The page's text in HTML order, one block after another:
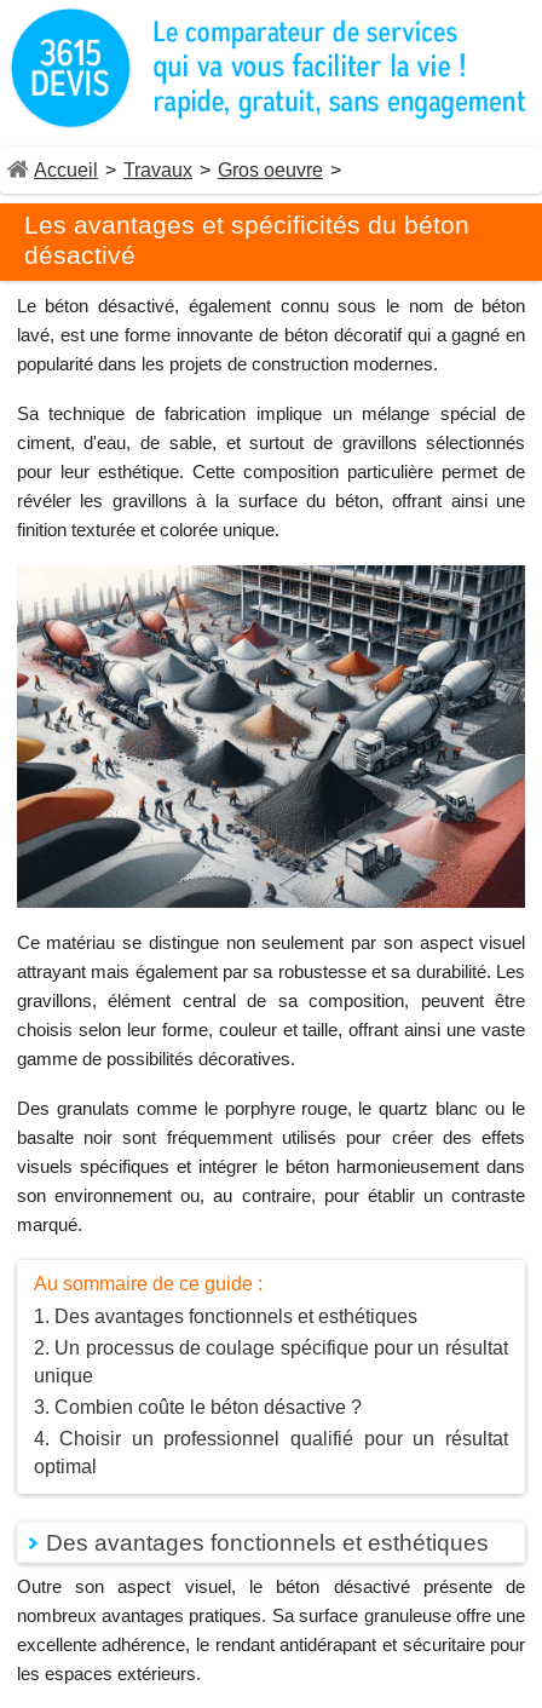
Accueil > Travaux > Gros oeuvre >
Les avantages et spécificités du béton
désactivé
Le béton désactivé, également connu sous le nom de béton
lavé, est une forme innovante de béton décoratif qui a gagné en
popularité dans les projets de construction modernes.
Sa technique de fabrication implique un mélange spécial de
ciment, d'eau, de sable, et surtout de gravillons sélectionnés
pour leur esthétique. Cette composition particulière permet de
révéler les gravillons à la surface du béton, offrant ainsi une
finition texturée et colorée unique.
Ce matériau se distingue non seulement par son aspect visuel
attrayant mais également par sa robustesse et sa durabilité. Les
gravillons, élément central de sa composition, peuvent être
choisis selon leur forme, couleur et taille, offrant ainsi une vaste
gamme de possibilités décoratives.
Des granulats comme le porphyre rouge, le quartz blanc ou le
basalte noir sont fréquemment utilisés pour créer des effets
visuels spécifiques et intégrer le béton harmonieusement dans
son environnement ou, au contraire, pour établir un contraste
marqué.
Au sommaire de ce guide :
Des avantages fonctionnels et esthétiques
Un processus de coulage spécifique pour un résultat
unique
Combien coûte le béton désactive ?
Choisir un professionnel qualifié pour un résultat
optimal
Des avantages fonctionnels et esthétiques
Outre son aspect visuel, le béton désactivé présente de
nombreux avantages pratiques. Sa surface granuleuse offre une
excellente adhérence, le rendant antidérapant et sécuritaire pour
les espaces extérieurs.